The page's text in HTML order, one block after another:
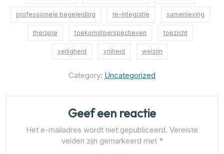
professionele begeleiding re-integratie samenleving
therapie toekomstperspectieven toezicht
veiligheid vrijheid welzijn
Category: Uncategorized
Geef een reactie
Het e-mailadres wordt niet gepubliceerd. Vereiste
velden zijn gemarkeerd met *